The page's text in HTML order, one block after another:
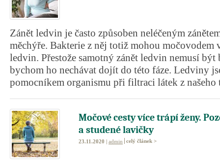
Zánět ledvin je často způsoben neléčeným
měchýře. Bakterie z něj totiž mohou močovodem
ledvin. Přestože samotný zánět ledvin nemusí
bychom ho nechávat dojít do této fáze. Ledviny
pomocníkem organismu při filtraci látek z našeho
Močové cesty více trápí ženy.
a studené lavičky
23.11.2020 | admin celý článek >